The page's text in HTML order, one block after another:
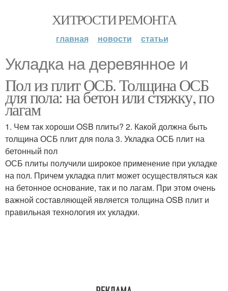
ХИТРОСТИ РЕМОНТА
главная новости статьи
Укладка на деревянное и
Пол из плит ОСБ. Толщина ОСБ
для пола: на бетон или стяжку, по
лагам
1. Чем так хороши OSB плиты? 2. Какой должна быть
толщина ОСБ плит для пола 3. Укладка ОСБ плит на
бетонный пол
ОСБ плиты получили широкое применение при укладке
на пол. Причем укладка плит может осуществляться как
на бетонное основание, так и по лагам. При этом очень
важной составляющей является толщина OSB плит и
правильная технология их укладки.